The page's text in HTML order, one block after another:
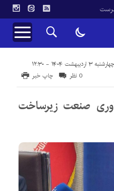
۱۴۰۴ - ۱۲:۳۰
چاپ خبر 0 نظر
صنعت زیرساخت